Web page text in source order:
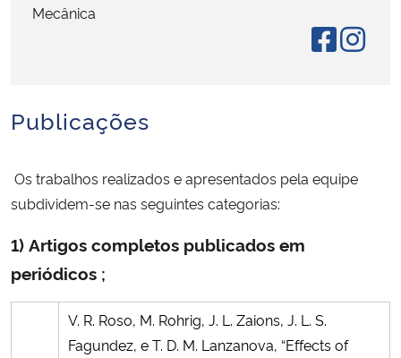
Gabinete de Segurança Institucional
Advocacia-Geral da União
Planalto
Mecânica
Publicações
Os trabalhos realizados e apresentados pela equipe
subdividem-se nas seguintes categorias:
1) Artigos completos publicados em
periódicos ;
V. R. Roso, M. Rohrig, J. L. Zaions, J. L. S.
Fagundez, e T. D. M. Lanzanova, “Effects of